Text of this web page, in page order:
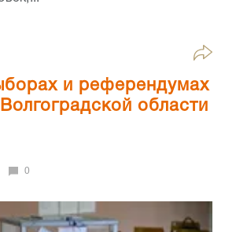
и референдумах
области
0